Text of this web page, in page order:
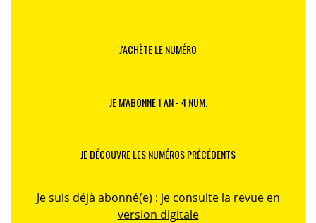
J'ACHÈTE LE NUMÉRO
JE M'ABONNE 1 AN - 4 NUM.
JE DÉCOUVRE LES NUMÉROS PRÉCÉDENTS
Je suis déjà abonné(e) : je consulte la revue en
version digitale